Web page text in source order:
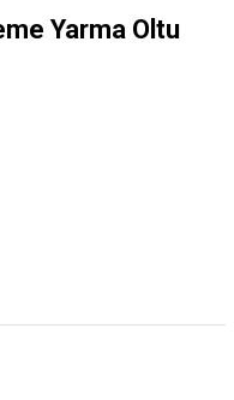
Yarma Oltu